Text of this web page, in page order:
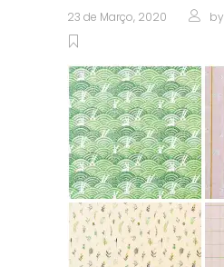
23 de Março, 2020 by